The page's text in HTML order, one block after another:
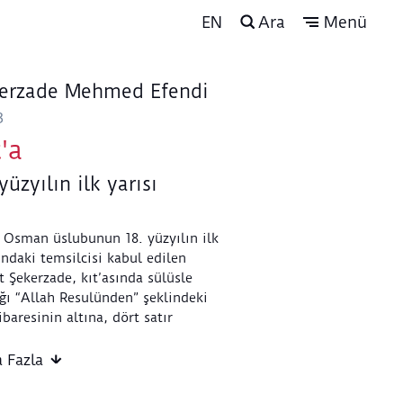
EN Ara Menü
Mehmed Efendi
ilk yarısı
Osman üslubunun 18. yüzyılın ilk
temsilcisi kabul edilen
Şekerzade, kıt’asında sülüsle
“Allah Resulünden” şeklindeki
altına, dört satır
kime dua kapısı açılırsa Allah
Fazla